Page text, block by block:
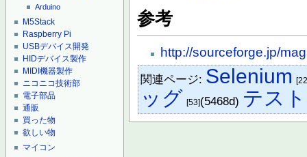
Arduino
M5Stack
Raspberry Pi
USBデバイス開発
HIDデバイス製作
MIDI機器製作
ニコニコ技術部
電子部品
通販
買った物
欲しい物
マイコン
参考
http://sourceforge.jp/
関連ページ: Selenium
ッグ [53](5468d) テスト